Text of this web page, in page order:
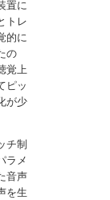
置に
トレ
的に
の
覚上
ピッ
が少
チ制
ラメ
音声
を生